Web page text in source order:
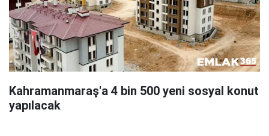
Kahramanmaraş'a 4 bin 500 yeni sosyal konut
yapılacak